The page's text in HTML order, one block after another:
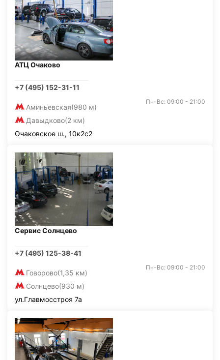
АТЦ Очаково
+7 (495) 152-31-11
Аминьевская(980 м)
Давыдково(2 км)
Пн-Вс: 09:00 - 21:00
Очаковское ш., 10к2с2
Сервис Солнцево
+7 (495) 125-38-41
Говорово(1,35 км)
Солнцево(930 м)
Пн-Вс: 09:00 - 21:00
ул.Главмосстроя 7а